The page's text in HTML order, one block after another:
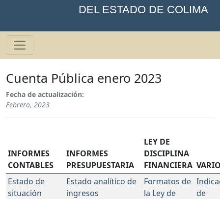
DEL ESTADO DE COLIMA
Cuenta Pública enero 2023
Fecha de actualización:
Febrero, 2023
INFORMES
CONTABLES
INFORMES
PRESUPUESTARIA
LEY DE
DISCIPLINA
FINANCIERA
Estado de
situación
Estado analítico de
ingresos
Formatos de
la Ley de
de